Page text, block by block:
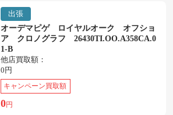
出張
オーデマピゲ ロイヤルオーク オフショ
ア クロノグラフ 26430TI.OO.A358CA.0
1-B
他店買取額：
0円
キャンペーン買取額
0円